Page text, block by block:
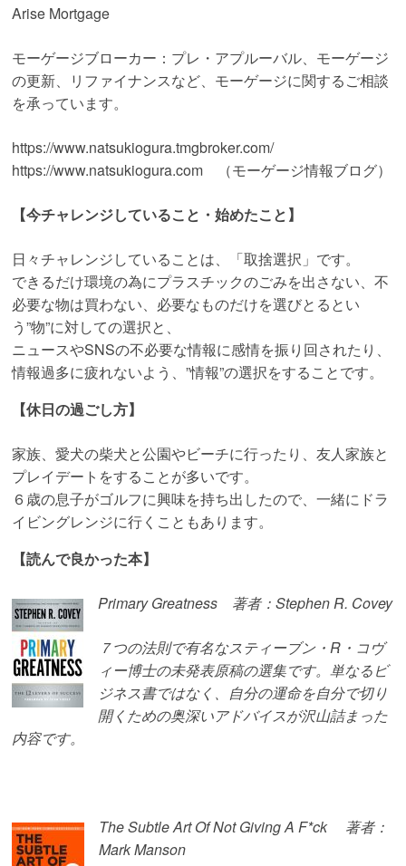
Arise Mortgage
モーゲージブローカー：プレ・アプルーバル、モーゲージ
の更新、リファイナンスなど、モーゲージに関するご相談
を承っています。
https://www.natsukiogura.tmgbroker.com/
https://www.natsukiogura.com （モーゲージ情報ブログ）
【今チャレンジしていること・始めたこと】
日々チャレンジしていることは、「取捨選択」です。
できるだけ環境の為にプラスチックのごみを出さない、不
必要な物は買わない、必要なものだけを選びとるとい
う”物”に対しての選択と、
ニュースやSNSの不必要な情報に感情を振り回されたり、
情報過多に疲れないよう、”情報”の選択をすることです。
【休日の過ごし方】
家族、愛犬の柴犬と公園やビーチに行ったり、友人家族と
プレイデートをすることが多いです。
６歳の息子がゴルフに興味を持ち出したので、一緒にドラ
イビングレンジに行くこともあります。
【読んで良かった本】
Primary Greatness 著者：Stephen R. Covey
７つの法則で有名なスティーブン・R・コヴ
ィー博士の未発表原稿の選集です。単なるビ
ジネス書ではなく、自分の運命を自分で切り
開くための奥深いアドバイスが沢山詰まった
内容です。
The Subtle Art Of Not Giving A F*ck 著者：
Mark Manson